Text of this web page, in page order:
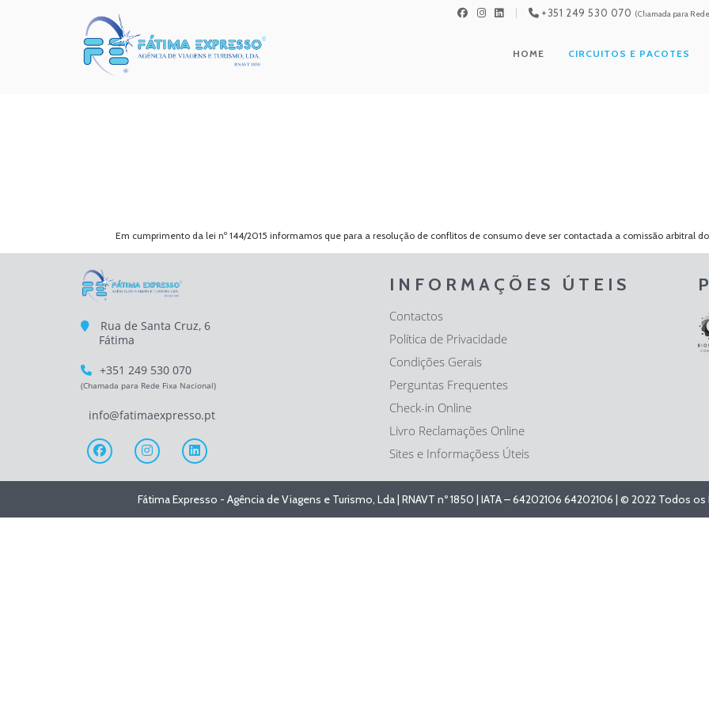
+351 249 530 070 (Chamada para
HOME CIRCUITOS E PACOTES
Em cumprimento da lei nº 144/2015 informamos que para a resolução de conflitos de consumo deve ser contactada a comissão arbitral
Rua de Santa Cruz, 6
Fátima
+351 249 530 070
(Chamada para Rede Fixa Nacional)
info@fatimaexpresso.pt
INFORMAÇÕES ÚTEIS
Contactos
Política de Privacidade
Condições Gerais
Perguntas Frequentes
Check-in Online
Livro Reclamações Online
Sites e Informaçõess Úteis
Fátima Expresso - Agência de Viagens e Turismo, Lda | RNAVT nº 1850 | IATA – 64202106 64202106 | © 2022 Todos